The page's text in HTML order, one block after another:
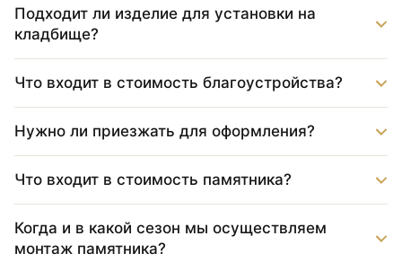
Подходит ли изделие для установки на
кладбище?
Что входит в стоимость благоустройства?
Нужно ли приезжать для оформления?
Что входит в стоимость памятника?
Когда и в какой сезон мы осуществляем
монтаж памятника?